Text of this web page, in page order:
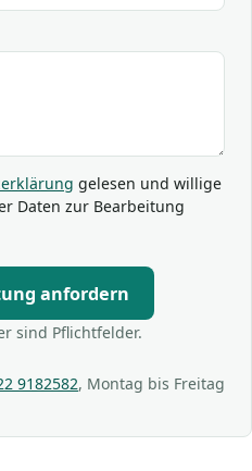
gelesen und willige
Daten zur Bearbeitung
anfordern
sind Pflichtfelder.
9182582, Montag bis Freitag